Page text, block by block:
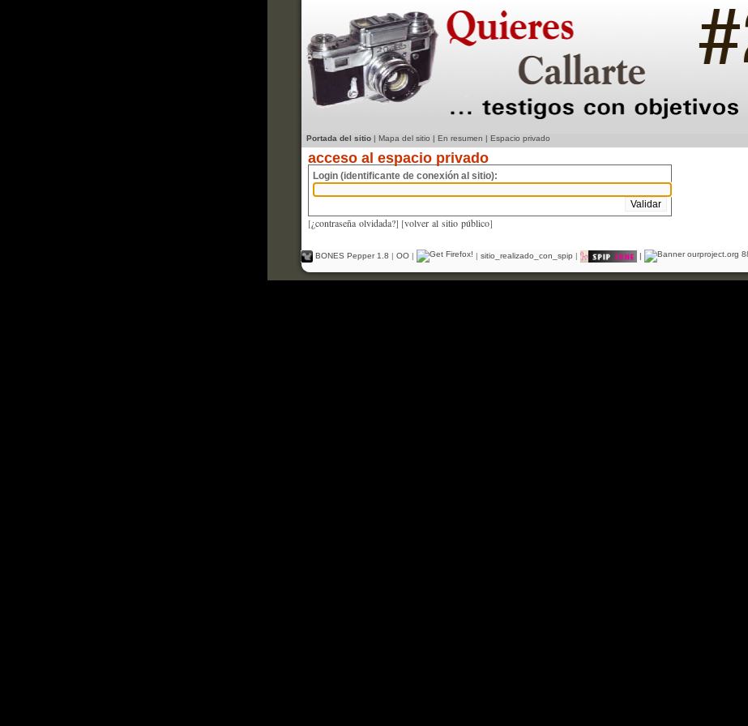
Portada del sitio | Mapa del sitio | En resumen | Espacio privado
acceso al espacio privado
Login (identificante de conexión al sitio):
[¿contraseña olvidada?] [volver al sitio público]
BONES Pepper 1.8 | OO | | sitio_realizado_con_spip | |